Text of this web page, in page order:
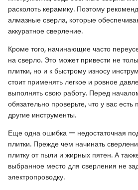
расколоть керамику. Поэтому
алмазные сверла, которые
аккуратное сверление.
Кроме того, начинающие часто
на сверло. Это может привести не
плитки, но и к быстрому износу
стоит применять легкое и ровное
выполнять свою работу. Перед
обязательно проверьте, что у вас
другие инструменты.
Еще одна ошибка — недостаточная
плитки. Прежде чем начинать
плитку от пыли и жирных пятен. А
выбранное место для сверления не
электропроводку.